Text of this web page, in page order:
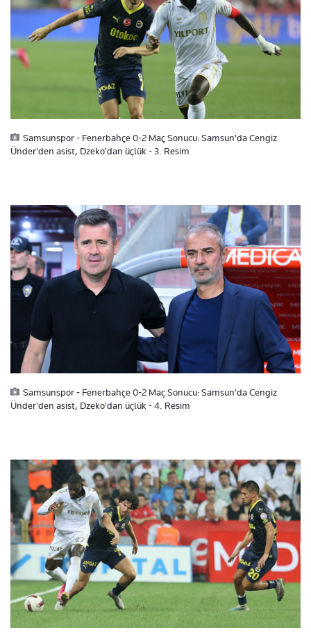
Samsunspor - Fenerbahçe 0-2 Maç Sonucu: Samsun'da Cengiz
Ünder'den asist, Dzeko'dan üçlük - 3. Resim
Samsunspor - Fenerbahçe 0-2 Maç Sonucu: Samsun'da Cengiz
Ünder'den asist, Dzeko'dan üçlük - 4. Resim